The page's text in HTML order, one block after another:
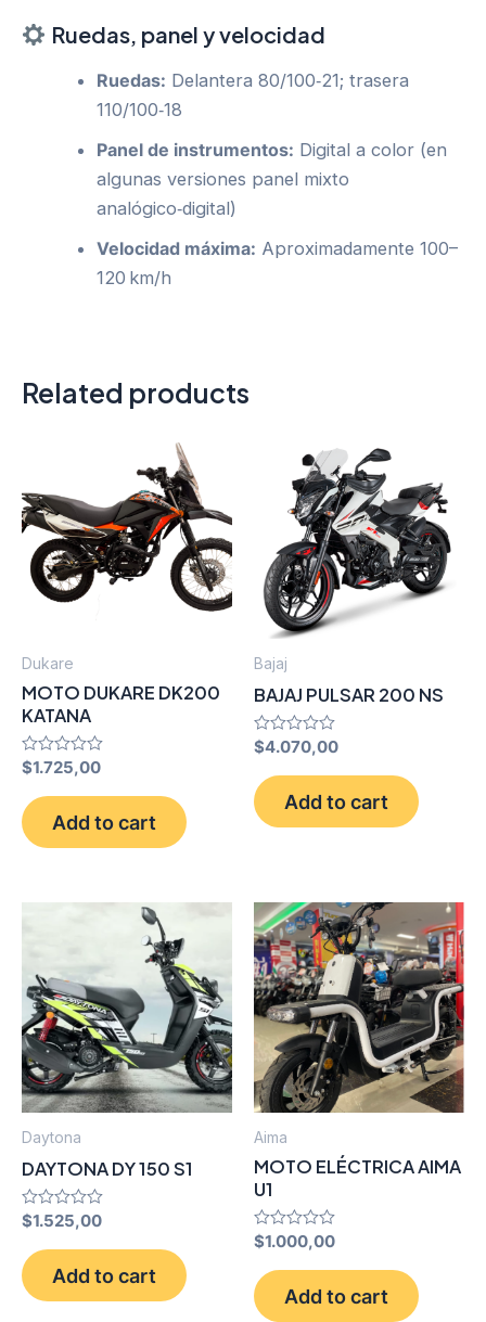
Ruedas, panel y velocidad
Ruedas: Delantera 80/100‑21; trasera
110/100‑18
Panel de instrumentos: Digital a color (en
algunas versiones panel mixto
analógico‑digital)
Velocidad máxima: Aproximadamente 100–
120 km/h
Related products
Dukare
MOTO DUKARE DK200
KATANA
Rated
0
out
of
5
$1.725,00
Add to cart
Bajaj
BAJAJ PULSAR 200 NS
Rated
0
out
of
5
$4.070,00
Add to cart
Daytona
DAYTONA DY 150 S1
Rated
0
out
of
5
$1.525,00
Add to cart
Aima
MOTO ELÉCTRICA AIMA
U1
Rated
0
out
of
5
$1.000,00
Add to cart